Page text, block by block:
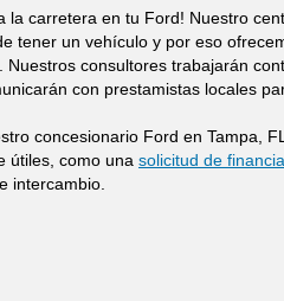
la carretera en tu Ford! Nuestro
tener un vehículo y por eso
Nuestros consultores trabajarán
con prestamistas locales
concesionario Ford en Tampa,
útiles, como una solicitud de
intercambio.